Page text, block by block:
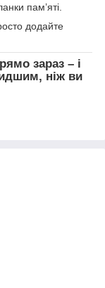
пам’яті.
додайте
зараз – і
ніж ви